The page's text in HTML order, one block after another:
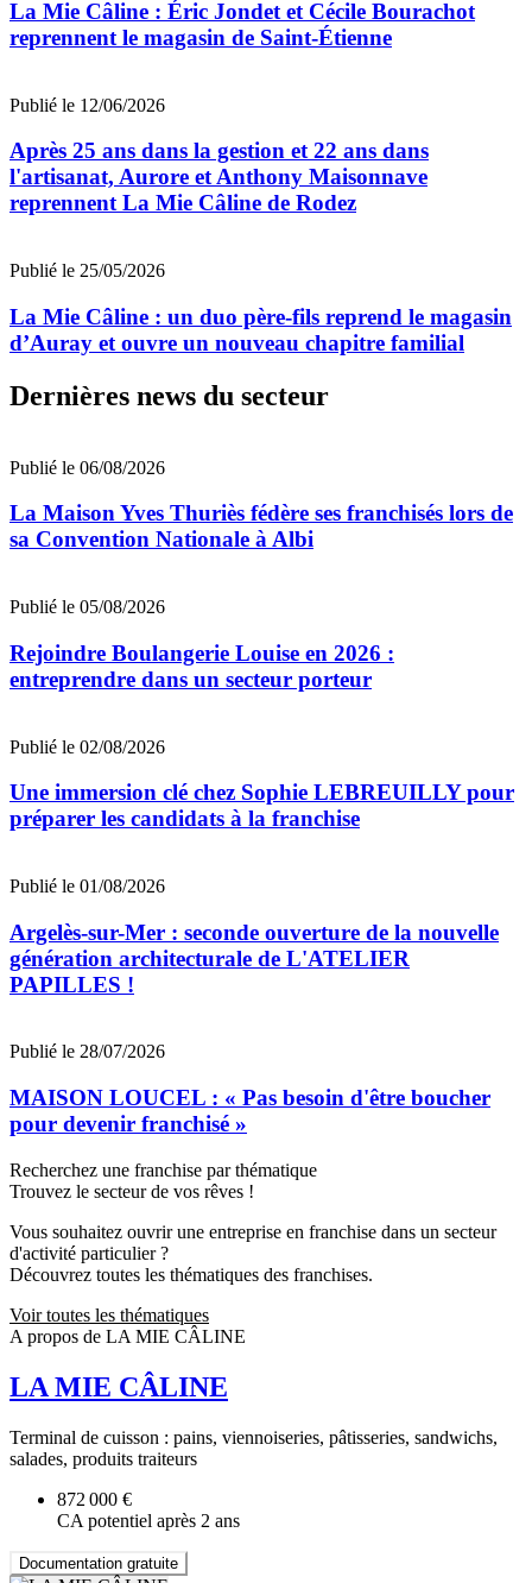
La Mie Câline : Éric Jondet et Cécile Bourachot
reprennent le magasin de Saint-Étienne
Publié le 12/06/2026
Après 25 ans dans la gestion et 22 ans dans
l'artisanat, Aurore et Anthony Maisonnave
reprennent La Mie Câline de Rodez
Publié le 25/05/2026
La Mie Câline : un duo père-fils reprend le magasin
d’Auray et ouvre un nouveau chapitre familial
Dernières news du secteur
Publié le 06/08/2026
La Maison Yves Thuriès fédère ses franchisés lors de
sa Convention Nationale à Albi
Publié le 05/08/2026
Rejoindre Boulangerie Louise en 2026 :
entreprendre dans un secteur porteur
Publié le 02/08/2026
Une immersion clé chez Sophie LEBREUILLY pour
préparer les candidats à la franchise
Publié le 01/08/2026
Argelès-sur-Mer : seconde ouverture de la nouvelle
génération architecturale de L'ATELIER
PAPILLES !
Publié le 28/07/2026
MAISON LOUCEL : « Pas besoin d'être boucher
pour devenir franchisé »
Recherchez une franchise par thématique
Trouvez le secteur de vos rêves !
Vous souhaitez ouvrir une entreprise en franchise dans un secteur
d'activité particulier ?
Découvrez toutes les thématiques des franchises.
Voir toutes les thématiques
A propos de LA MIE CÂLINE
LA MIE CÂLINE
Terminal de cuisson : pains, viennoiseries, pâtisseries, sandwichs,
salades, produits traiteurs
872 000 €
CA potentiel après 2 ans
Documentation gratuite